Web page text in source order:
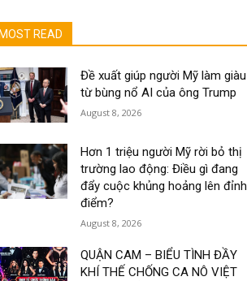
MOST READ
Đề xuất giúp người Mỹ làm giàu
từ bùng nổ AI của ông Trump
August 8, 2026
Hơn 1 triệu người Mỹ rời bỏ thị
trường lao động: Điều gì đang
đẩy cuộc khủng hoảng lên đỉnh
điểm?
August 8, 2026
QUẬN CAM – BIỂU TÌNH ĐẦY
KHÍ THẾ CHỐNG CA NÔ VIỆT